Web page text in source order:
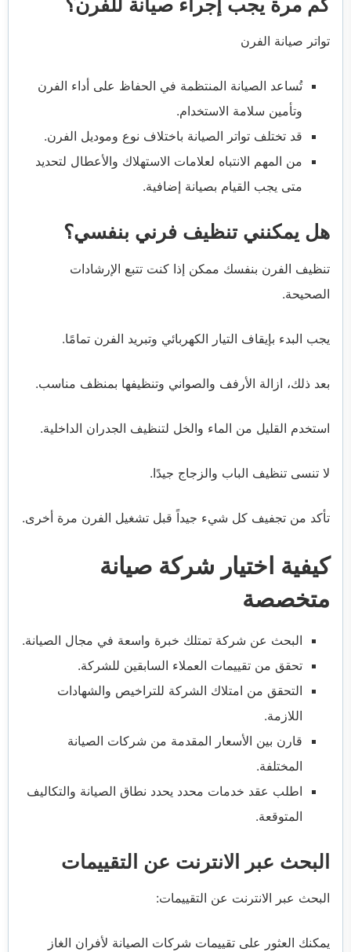
كم مرة يجب إجراء صيانة للفرن؟
تواتر صيانة الفرن
تُساعد الصيانة المنتظمة في الحفاظ على أداء الفرن
وتأمين سلامة الاستخدام.
قد تختلف تواتر الصيانة باختلاف نوع وموديل الفرن.
من المهم الانتباه لعلامات الاستهلاك والأعطال لتحديد
متى يجب القيام بصيانة إضافية.
هل يمكنني تنظيف فرني بنفسي؟
تنظيف الفرن بنفسك ممكن إذا كنت تتبع الإرشادات
الصحيحة.
يجب البدء بإيقاف التيار الكهربائي وتبريد الفرن تمامًا.
بعد ذلك، ازالة الأرفف والصواني وتنظيفها بمنظف مناسب.
استخدم القليل من الماء والخل لتنظيف الجدران الداخلية.
لا تنسى تنظيف الباب والزجاج جيدًا.
تأكد من تجفيف كل شيء جيداً قبل تشغيل الفرن مرة أخرى.
كيفية اختيار شركة صيانة
متخصصة
البحث عن شركة تمتلك خبرة واسعة في مجال الصيانة.
تحقق من تقييمات العملاء السابقين للشركة.
التحقق من امتلاك الشركة للتراخيص والشهادات
اللازمة.
قارن بين الأسعار المقدمة من شركات الصيانة
المختلفة.
اطلب عقد خدمات محدد يحدد نطاق الصيانة والتكاليف
المتوقعة.
البحث عبر الانترنت عن التقييمات
البحث عبر الانترنت عن التقييمات:
يمكنك العثور على تقييمات شركات الصيانة لأفران الغاز